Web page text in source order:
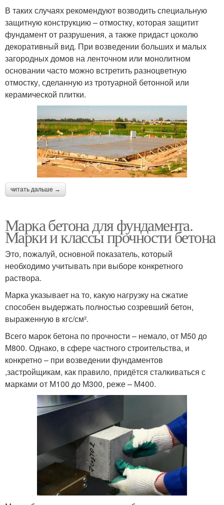
В таких случаях рекомендуют возводить специальную
защитную конструкцию – отмостку, которая защитит
фундамент от разрушения, а также придаст цоколю
декоративный вид. При возведении больших и малых
загородных домов на ленточном или монолитном
основании часто можно встретить разноцветную
отмостку, сделанную из тротуарной бетонной или
керамической плитки.
читать дальше →
Марка бетона для фундамента.
Марки и классы прочности бетона
Это, пожалуй, основной показатель, который
необходимо учитывать при выборе конкретного
раствора.
Марка указывает на то, какую нагрузку на сжатие
способен выдержать полностью созревший бетон,
выраженную в кгс/см².
Всего марок бетона по прочности – немало, от М50 до
М800. Однако, в сфере частного строительства, и
конкретно – при возведении фундаментов
,застройщикам, как правило, придётся сталкиваться с
марками от М100 до М300, реже – М400.